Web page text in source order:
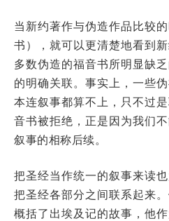
当新约著作与伪造作品比较
书），就可以更清楚地看到
多数伪造的福音书所明显缺
的明确关联。事实上，一些
本连叙事都算不上，只不过
音书被拒绝，正是因为我们
叙事的相称后续。
把圣经当作统一的叙事来读
把圣经各部分之间联系起来
概括了出埃及记的故事，他